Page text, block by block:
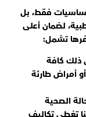
فقط، بل
لضمان أعلى
تشمل:
ذلك كافة
أمراض طارئة
الصحية
تغطي تكاليف